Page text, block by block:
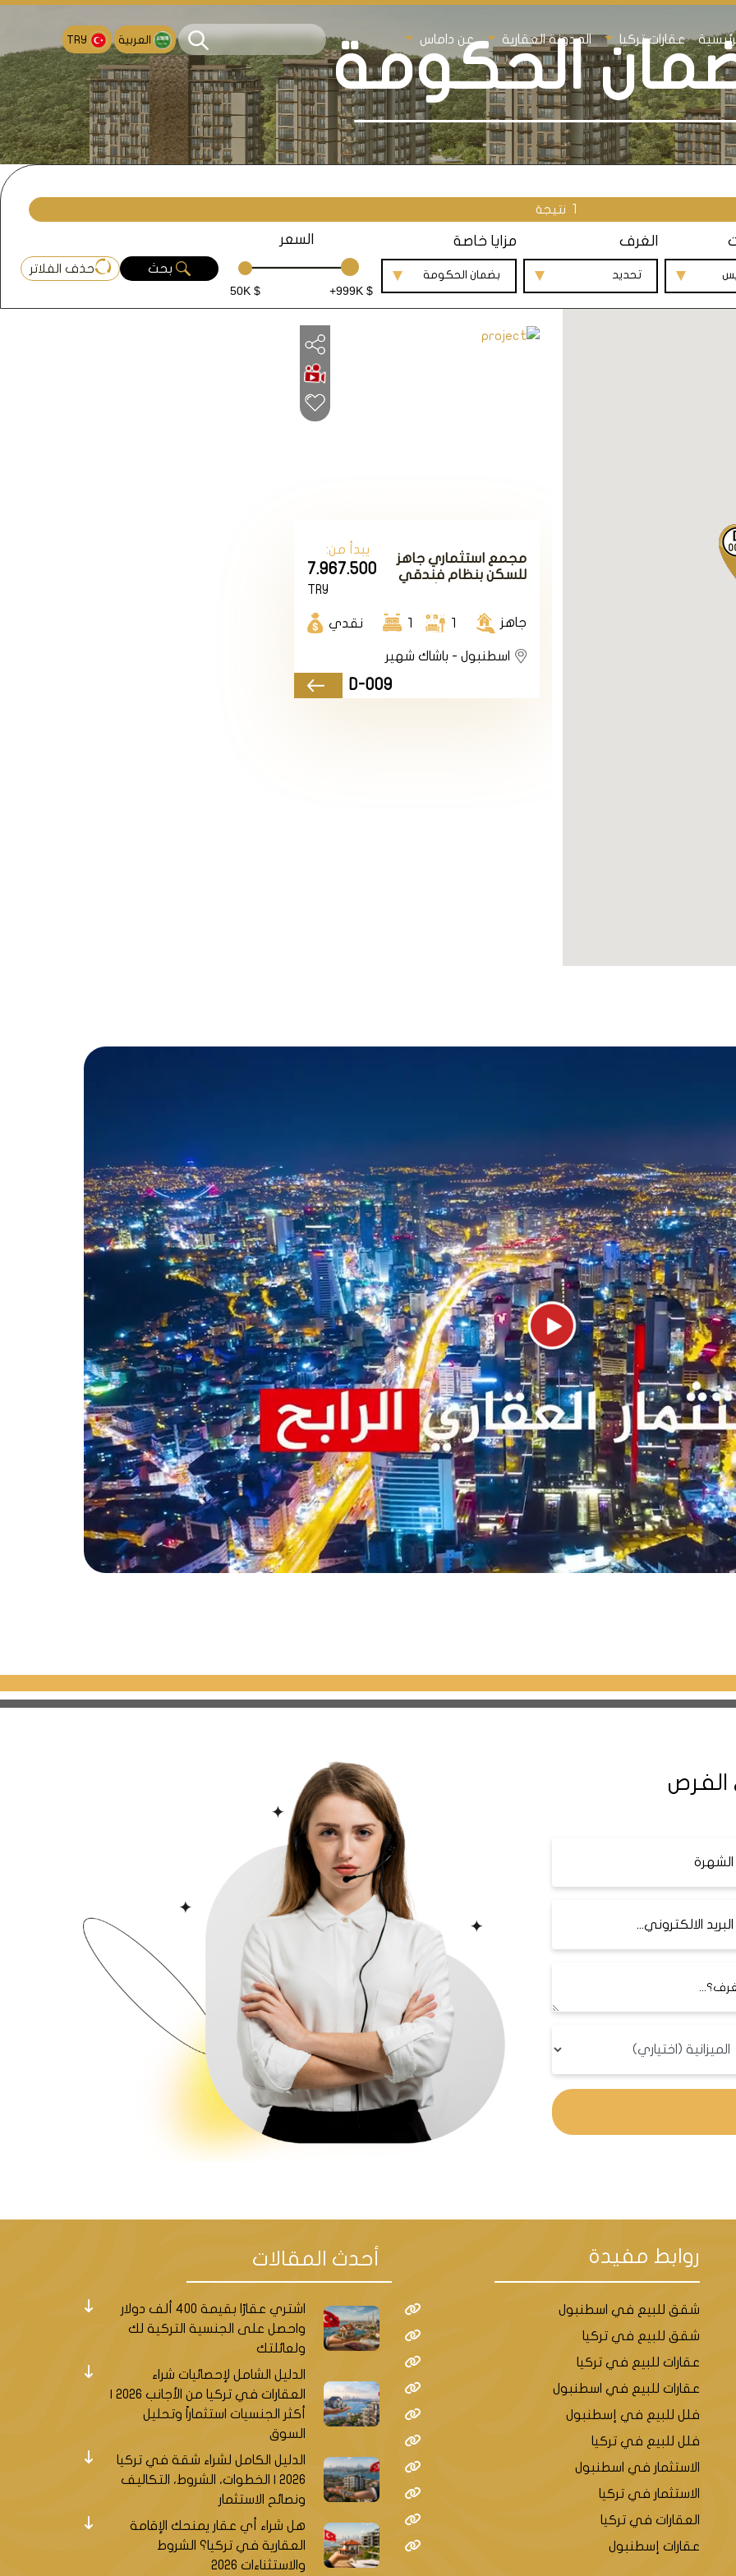
عقارات تركيا المدونة العقارية عن داماس العربية TRY الحكومة
1 نتيجة
الغرف
تحديد
مزايا خاصة
بضمان الحكومة
السعر
50K $ +999K $
بحث حذف الفلاتر
مجمع استثماري جاهز
للسكن بنظام فندقي
شهير
يبدأ من:
7.967.500
TRY
جاهز 1
1 نقدي
اسطنبول - باشاك شهير
D-009
الفرص
روابط مفيدة
شقق للبيع في اسطنبول
شقق للبيع في تركيا
عقارات للبيع في تركيا
عقارات للبيع في اسطنبول
فلل للبيع في إسطنبول
فلل للبيع في تركيا
الاستثمار في اسطنبول
الاستثمار في تركيا
العقارات في تركيا
عقارات إسطنبول
أحدث المقالات
اشتري عقارًا بقيمة 400 ألف دولار
واحصل على الجنسية التركية لك
ولعائلتك
الدليل الشامل لإحصائيات شراء
العقارات في تركيا من الأجانب 2026 |
أكثر الجنسيات استثماراً وتحليل
السوق
الدليل الكامل لشراء شقة في تركيا
2026 | الخطوات، الشروط، التكاليف
ونصائح الاستثمار
هل شراء أي عقار يمنحك الإقامة
العقارية في تركيا؟ الشروط
والاستثناءات 2026